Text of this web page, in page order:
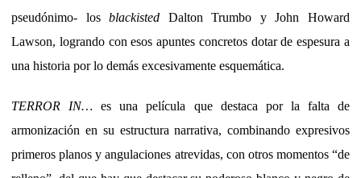
pseudónimo- losblackisted Dalton Trumbo y John Howard
Lawson, logrando con esos apuntes concretos dotar de espesura a
una historia por lo demás excesivamente esquemática.
TERROR IN… es una película que destaca por la falta de
armonización en su estructura narrativa, combinando expresivos
primeros planos y angulaciones atrevidas, con otros momentos “de